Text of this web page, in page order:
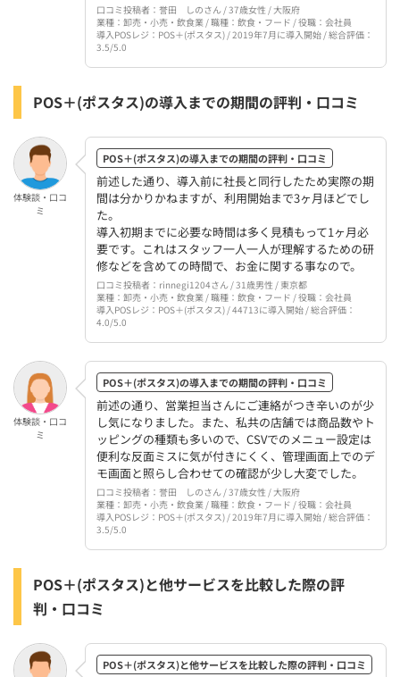
口コミ投稿者：誉田 しのさん / 37歳女性 / 大阪府
業種：卸売・小売・飲食業 / 職種：飲食・フード / 役職：会社員
導入POSレジ：POS＋(ポスタス) / 2019年7月に導入開始 / 総合評価：
3.5/5.0
POS＋(ポスタス)の導入までの期間の評判・口コミ
体験談・口コ
ミ
POS＋(ポスタス)の導入までの期間の評判・口コミ
前述した通り、導入前に社長と同行したため実際の期
間は分かりかねますが、利用開始まで3ヶ月ほどでし
た。
導入初期までに必要な時間は多く見積もって1ヶ月必
要です。これはスタッフ一人一人が理解するための研
修などを含めての時間で、お金に関する事なので。
口コミ投稿者：rinnegi1204さん / 31歳男性 / 東京都
業種：卸売・小売・飲食業 / 職種：飲食・フード / 役職：会社員
導入POSレジ：POS＋(ポスタス) / 44713に導入開始 / 総合評価：
4.0/5.0
体験談・口コ
ミ
POS＋(ポスタス)の導入までの期間の評判・口コミ
前述の通り、営業担当さんにご連絡がつき辛いのが少
し気になりました。また、私共の店舗では商品数やト
ッピングの種類も多いので、CSVでのメニュー設定は
便利な反面ミスに気が付きにくく、管理画面上でのデ
モ画面と照らし合わせての確認が少し大変でした。
口コミ投稿者：誉田 しのさん / 37歳女性 / 大阪府
業種：卸売・小売・飲食業 / 職種：飲食・フード / 役職：会社員
導入POSレジ：POS＋(ポスタス) / 2019年7月に導入開始 / 総合評価：
3.5/5.0
POS＋(ポスタス)と他サービスを比較した際の評
判・口コミ
POS＋(ポスタス)と他サービスを比較した際の評判・口コミ